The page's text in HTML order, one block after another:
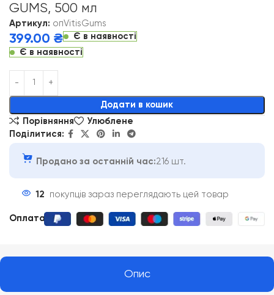
GUMS, 500 мл
Артикул: опVitisGums
399.00 ₴
Є в наявності
Є в наявності
Додати в кошик
Alternative:
Порівняння
Улюблене
Поділитися:
Продано за останній час:216 шт.
12 покупців зараз переглядають цей товар
Оплата
Опис